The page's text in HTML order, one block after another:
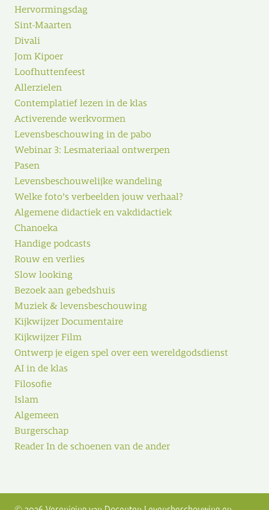
Hervormingsdag
Sint-Maarten
Divali
Jom Kipoer
Loofhuttenfeest
Allerzielen
Contemplatief lezen in de klas
Activerende werkvormen
Levensbeschouwing in de pabo
Webinar 3: Lesmateriaal ontwerpen
Pasen
Levensbeschouwelijke wandeling
Welke foto’s verbeelden jouw verhaal?
Algemene didactiek en vakdidactiek
Chanoeka
Handige podcasts
Rouw en verlies
Slow looking
Bezoek aan gebedshuis
Muziek & levensbeschouwing
Kijkwijzer Documentaire
Kijkwijzer Film
Ontwerp je eigen spel over een wereldgodsdienst
AI in de klas
Filosofie
Islam
Algemeen
Burgerschap
Reader In de schoenen van de ander